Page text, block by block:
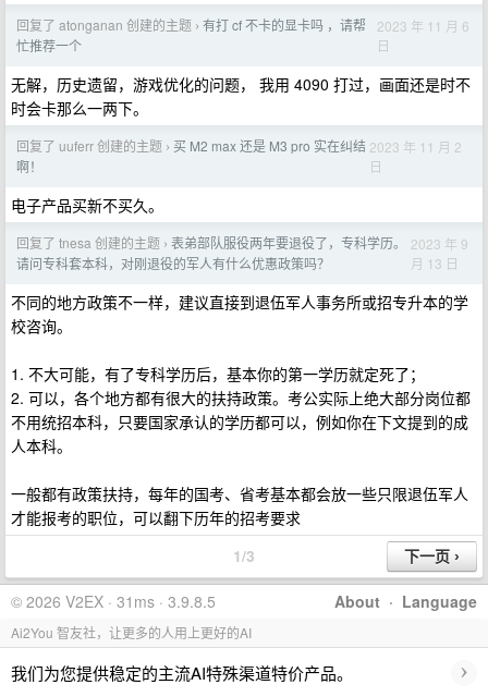
回复了 atonganan 创建的主题 › 有打 cf 不卡的显卡吗 ，请帮
忙推荐一个
2023 年 11 月 6
日
无解，历史遗留，游戏优化的问题， 我用 4090 打过，画面还是时不
时会卡那么一两下。
回复了 uuferr 创建的主题 › 买 M2 max 还是 M3 pro 实在纠结
啊！
2023 年 11 月 2
日
电子产品买新不买久。
回复了 tnesa 创建的主题 › 表弟部队服役两年要退役了，专科学历。
请问专科套本科，对刚退役的军人有什么优惠政策吗？
2023 年 9
月 13 日
不同的地方政策不一样，建议直接到退伍军人事务所或招专升本的学
校咨询。
1. 不大可能，有了专科学历后，基本你的第一学历就定死了；
2. 可以，各个地方都有很大的扶持政策。考公实际上绝大部分岗位都
不用统招本科，只要国家承认的学历都可以，例如你在下文提到的成
人本科。
一般都有政策扶持，每年的国考、省考基本都会放一些只限退伍军人
才能报考的职位，可以翻下历年的招考要求
1/3
About · Language
© 2026 V2EX · 31ms · 3.9.8.5
Ai2You 智友社，让更多的人用上更好的AI
我们为您提供稳定的主流AI特殊渠道特价产品。 ›